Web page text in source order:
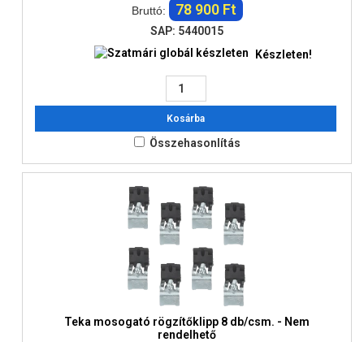
Bruttó:
78 900 Ft
SAP: 5440015
Készleten!
Kosárba
Összehasonlítás
Teka mosogató rögzítőklipp 8 db/csm. - Nem
rendelhető